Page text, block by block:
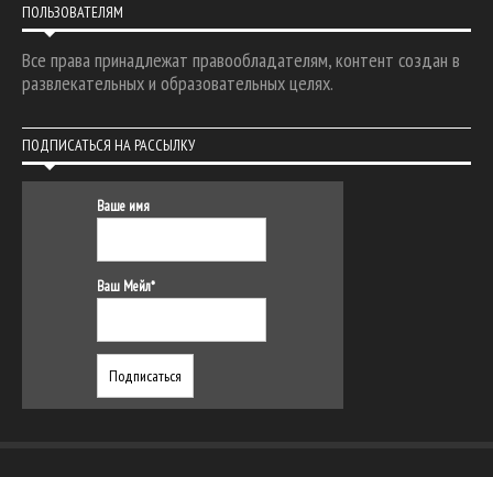
ПОЛЬЗОВАТЕЛЯМ
Все права принадлежат правообладателям, контент создан в
развлекательных и образовательных целях.
ПОДПИСАТЬСЯ НА РАССЫЛКУ
Ваше имя
Ваш Мейл*